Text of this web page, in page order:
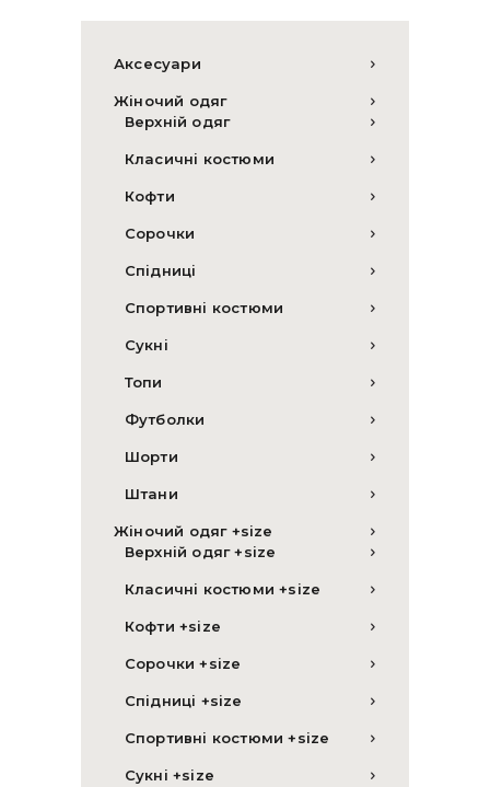
Аксесуари
Жіночий одяг
Верхній одяг
Класичні костюми
Кофти
Сорочки
Спідниці
Спортивні костюми
Сукні
Топи
Футболки
Шорти
Штани
Жіночий одяг +size
Верхній одяг +size
Класичні костюми +size
Кофти +size
Сорочки +size
Спідниці +size
Спортивні костюми +size
Сукні +size